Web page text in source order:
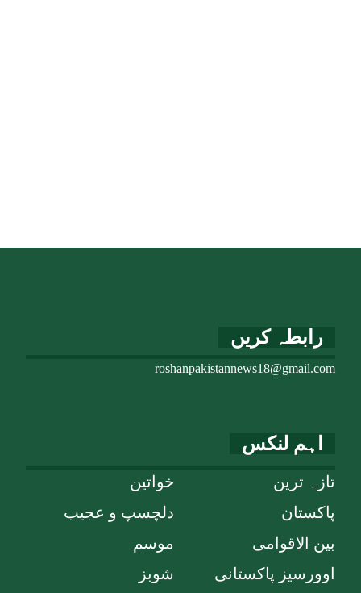
اہم لنکس
خواتین
دلچسپ و عجیب
موسم
شوبز
تازہ ترین
پاکستان
بین الاقوامی
اوورسیز پاکستانی
رابطہ کریں
roshanpakistannews18@gmail.com